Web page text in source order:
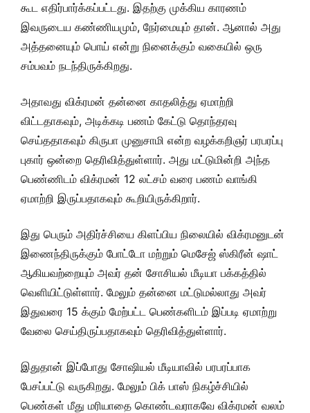
கூட எதிர்பார்க்கப்பட்டது. இதற்கு முக்கிய காரணம்
இவருடைய கண்ணியமும், நேர்மையும் தான். ஆனால் அது
அத்தனையும் பொய் என்று நினைக்கும் வகையில் ஒரு
சம்பவம் நடந்திருக்கிறது.
அதாவது விக்ரமன் தன்னை காதலித்து ஏமாற்றி
விட்டதாகவும், அடிக்கடி பணம் கேட்டு தொந்தரவு
செய்ததாகவும் கிருபா முனுசாமி என்ற வழக்கறிஞர் பரபரப்பு
புகார் ஒன்றை தெரிவித்துள்ளார். அது மட்டுமின்றி அந்த
பெண்ணிடம் விக்ரமன் 12 லட்சம் வரை பணம் வாங்கி
ஏமாற்றி இருப்பதாகவும் கூறியிருக்கிறார்.
இது பெரும் அதிர்ச்சியை கிளப்பிய நிலையில் விக்ரமனுடன்
இணைந்திருக்கும் போட்டோ மற்றும் மெசேஜ் ஸ்கிரீன் ஷாட்
ஆகியவற்றையும் அவர் தன் சோசியல் மீடியா பக்கத்தில்
வெளியிட்டுள்ளார். மேலும் தன்னை மட்டுமல்லாது அவர்
இதுவரை 15 க்கும் மேற்பட்ட பெண்களிடம் இப்படி ஏமாற்று
வேலை செய்திருப்பதாகவும் தெரிவித்துள்ளார்.
இதுதான் இப்போது சோஷியல் மீடியாவில் பரபரப்பாக
பேசப்பட்டு வருகிறது. மேலும் பிக் பாஸ் நிகழ்ச்சியில்
பெண்கள் மீது மரியாதை கொண்டவராகவே விக்ரமன் வலம்